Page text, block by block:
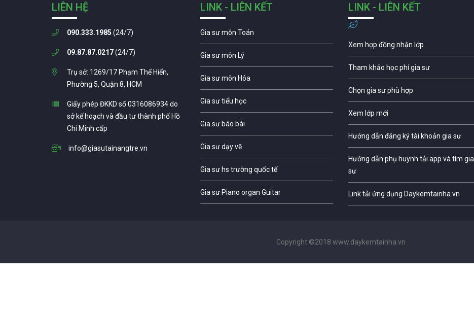
LIÊN HỆ
090.333.1985 (24/7)
09.87.87.0217(24/7)
Trụ sở: 1269/17 Phạm Thế Hiển,
Phường 5, Quận 8, HCM
Giấy phép ĐKKD số 0316086934 do
sở kế hoạch và đầu tư thành phố Hồ
Chí Minh cấp
info@giasutainangtre.vn
LINK - LIÊN KẾT
Gia sư môn Toán
Gia sư môn Lý
Gia sư môn Hóa
Gia sư tiểu học
Gia sư báo bài
Gia sư dạy vẽ
Gia sư hs trường quốc tế
Gia sư Piano organ Guitar
LINK - LIÊN KẾT
Xem hợp đồng nhận lớp
Tham khảo học phí gia sư
Chọn gia sư phù hợp
Xem lớp mới
Hướng dẫn đăng ký tài khoản gia sư
Hướng dẫn phụ huynh tải app và tìm gia
sư
Link tải ứng dụng Daykemtainha.vn
Copyright ©2018 www.daykemtainha.vn